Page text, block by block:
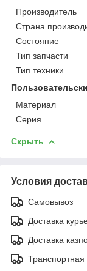
Производитель
Страна
Состояние
Тип запчасти
Тип техники
Материал
Серия
Скрыть
Условия
Самовывоз
Доставка
Доставка